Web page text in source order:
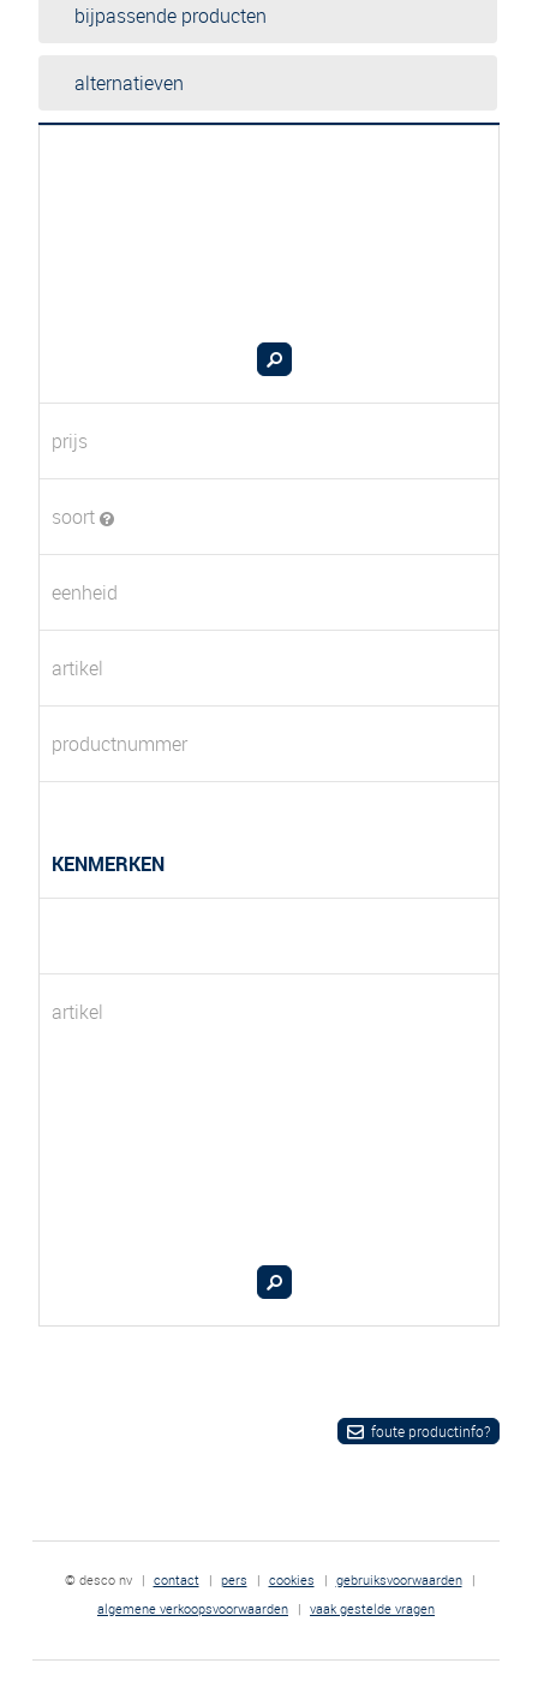
bijpassende producten
alternatieven
prijs
soort
eenheid
artikel
productnummer
KENMERKEN
artikel
foute productinfo?
© desco nv | contact | pers | cookies | gebruiksvoorwaarden
|
algemene verkoopsvoorwaarden | vaak gestelde vragen